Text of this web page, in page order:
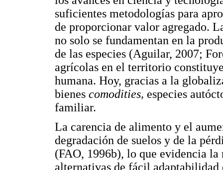
suficientes metodologías para
de proporcionar valor agregado.
no solo se fundamentan en la
de las especies (Aguilar, 2007;
agrícolas en el territorio
humana. Hoy, gracias a la
bienes comodities, especies
familiar.
La carencia de alimento y el
degradación de suelos y de la
(FAO, 1996b), lo que evidencia
alternativas de fácil